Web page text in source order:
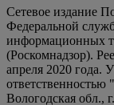
Сетевое издание
Федеральной
информационных
(Роскомнадзор).
апреля 2020 года.
Вологодская обл.,